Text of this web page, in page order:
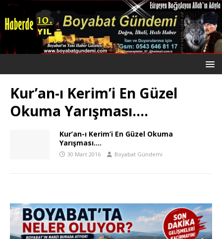
Kur’an-ı Kerim’i En Güzel
Okuma Yarışması….
Kur’an-ı Kerim’i En Güzel Okuma
Yarışması….
30 Mart 2016 Boyabat Gündemi